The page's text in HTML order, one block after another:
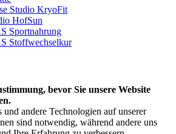
Studio KryoFit
HofSun
Sportnahrung
Stoffwechselkur
bevor Sie unsere Website
andere Technologien auf unserer
sind notwendig, während andere uns